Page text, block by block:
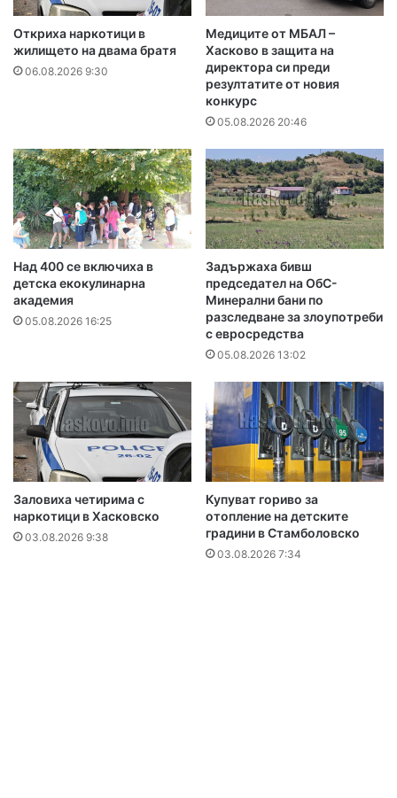
Откриха наркотици в
жилището на двама братя
06.08.2026 9:30
Медиците от МБАЛ –
Хасково в защита на
директора си преди
резултатите от новия
конкурс
05.08.2026 20:46
Над 400 се включиха в
детска екокулинарна
академия
05.08.2026 16:25
Задържаха бивш
председател на ОбС-
Минерални бани по
разследване за злоупотреби
с евросредства
05.08.2026 13:02
Заловиха четирима с
наркотици в Хасковско
03.08.2026 9:38
Купуват гориво за
отопление на детските
градини в Стамболовско
03.08.2026 7:34